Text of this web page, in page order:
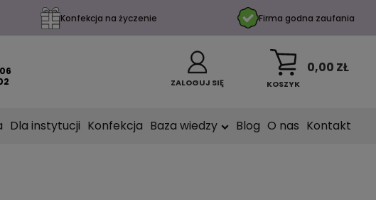
Konfekcja na życzenie Firma godna zaufania
ZALOGUJ SIĘ KOSZYK
0,00 ZŁ
Dla instytucji Konfekcja Baza wiedzy Blog O nas Kontakt